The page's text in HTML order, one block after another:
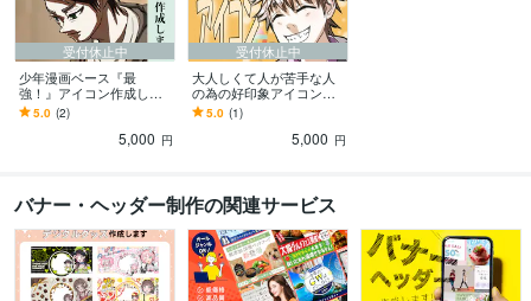
受付休止中
少年漫画ベース『最
強！』アイコン作成しま
す 魂を込めて一生ものと
して使っていただけるア
イコンを描きます！
5.0 (2)
5,000 円
受付休止中
大人しくて人が苦手な人
の為の好印象アイコン描
きます みんな『あなたと
友達になりたい』と思う
★そんなアイコン
5.0 (1)
5,000 円
バナー・ヘッダー制作の関連サービス